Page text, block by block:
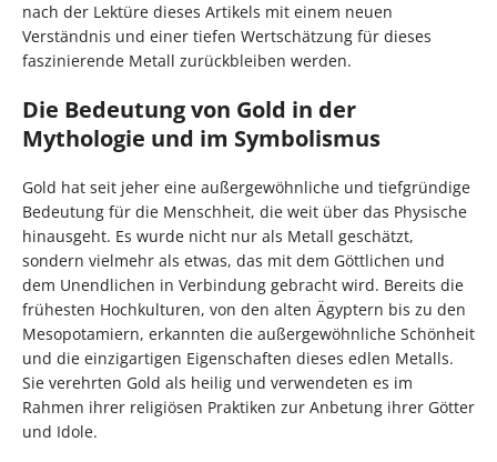
nach der Lektüre dieses Artikels mit einem neuen
Verständnis und einer tiefen Wertschätzung für dieses
faszinierende Metall zurückbleiben werden.
Die Bedeutung von Gold in der
Mythologie und im Symbolismus
Gold hat seit jeher eine außergewöhnliche und tiefgründige
Bedeutung für die Menschheit, die weit über das Physische
hinausgeht. Es wurde nicht nur als Metall geschätzt,
sondern vielmehr als etwas, das mit dem Göttlichen und
dem Unendlichen in Verbindung gebracht wird. Bereits die
frühesten Hochkulturen, von den alten Ägyptern bis zu den
Mesopotamiern, erkannten die außergewöhnliche Schönheit
und die einzigartigen Eigenschaften dieses edlen Metalls.
Sie verehrten Gold als heilig und verwendeten es im
Rahmen ihrer religiösen Praktiken zur Anbetung ihrer Götter
und Idole.